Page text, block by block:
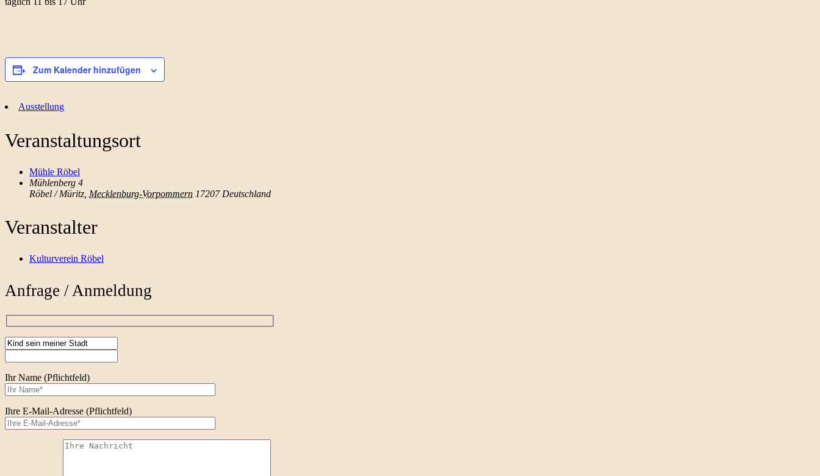
Zum Kalender hinzufügen
Ausstellung
Veranstaltungsort
Mühle Röbel
Mühlenberg 4
Röbel / Müritz Mecklenburg-Vorpommern 17207 Deutschland
Veranstalter
Kulturverein Röbel
Anfrage / Anmeldung
Ihr Name (Pflichtfeld)
Ihre E-Mail-Adresse (Pflichtfeld)